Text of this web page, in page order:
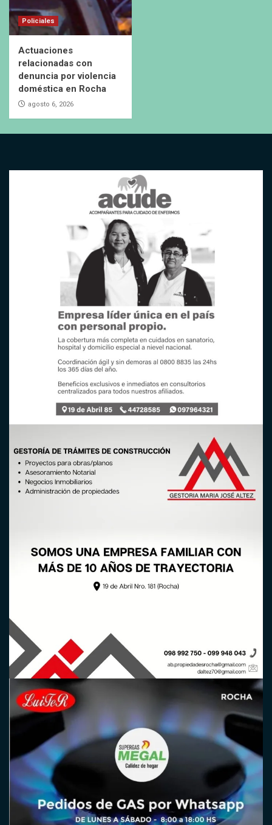
Policiales
Actuaciones
relacionadas con
denuncia por violencia
doméstica en Rocha
agosto 6, 2026